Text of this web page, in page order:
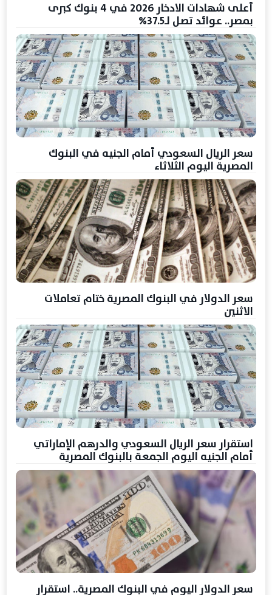
أعلى شهادات الادخار 2026 في 4 بنوك كبرى
بمصر.. عوائد تصل لـ37.5%
سعر الريال السعودي أمام الجنيه في البنوك
المصرية اليوم الثلاثاء
سعر الدولار في البنوك المصرية ختام تعاملات
الاثنين
استقرار سعر الريال السعودي والدرهم الإماراتي
أمام الجنيه اليوم الجمعة بالبنوك المصرية
سعر الدولار اليوم في البنوك المصرية.. استقرار